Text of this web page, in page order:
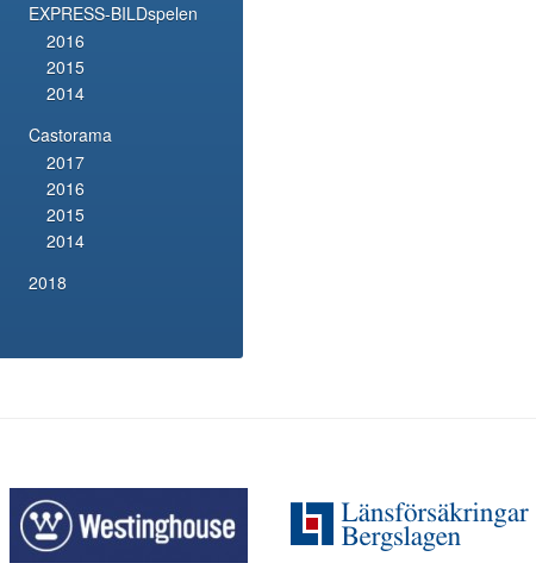
EXPRESS-BILDspelen
2016
2015
2014
Castorama
2017
2016
2015
2014
2018